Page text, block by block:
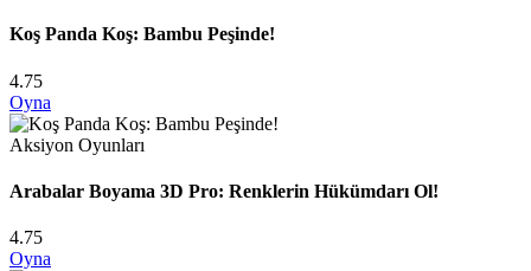
Koş Panda Koş: Bambu Peşinde!
4.75
Oyna
Aksiyon Oyunları
Arabalar Boyama 3D Pro: Renklerin Hükümdarı Ol!
4.75
Oyna